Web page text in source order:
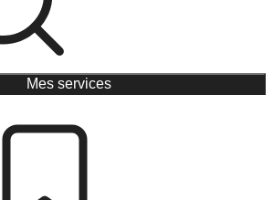
Mes services